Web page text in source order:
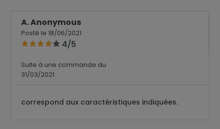
A. Anonymous
Posté le 18/06/2021
4/5
Suite à une commande du
31/03/2021
correspond aux caractéristiques indiquées.